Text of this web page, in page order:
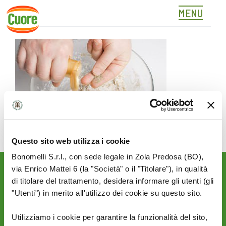
Questo sito web utilizza i cookie
Bonomelli S.r.l., con sede legale in Zola Predosa (BO),
via Enrico Mattei 6 (la "Società" o il "Titolare"), in qualità
di titolare del trattamento, desidera informare gli utenti (gli
"Utenti") in merito all'utilizzo dei cookie su questo sito.
Utilizziamo i cookie per garantire la funzionalità del sito,
Skip
content
MENU
03
Rimani aggiornato sulle
novità del mondo Cuore: